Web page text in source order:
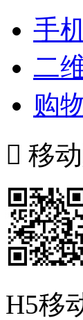
手
二
购
 移
H5移